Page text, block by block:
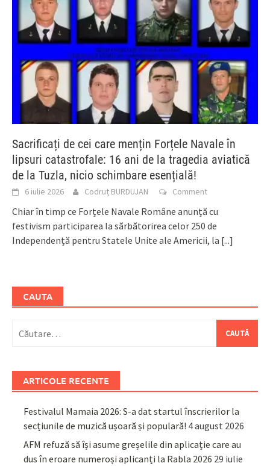
Sacrificați de cei care mențin Forțele Navale în
lipsuri catastrofale: 16 ani de la tragedia aviatică
de la Tuzla, nicio schimbare esențială!
6 iulie 2026 Codruț BURDUJAN Comment
Chiar în timp ce Forțele Navale Române anunță cu
festivism participarea la sărbătorirea celor 250 de
Independență pentru Statele Unite ale Americii, la [...]
CAUTA
după:
ARTICOLE RECENTE
Festivalul Mamaia 2026: S-a dat startul înscrierilor la
secțiunile de muzică ușoară și populară! 4 august 2026
AFM refuză să își asume greșelile din aplicație care au
dus în eroare numeroși aplicanți la Rabla 2026 29 iulie